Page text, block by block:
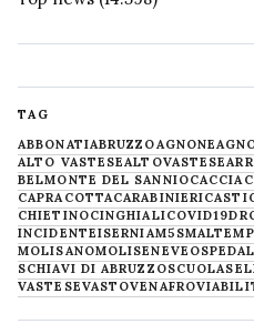
TAG
ABBONATIABRUZZOAGNONE
ALTO VASTESEALTOVASTESE
BELMONTE DEL SANNIOCACCIA
CAPRACOTTACARABINIERI
CHIETINOCINGHIALICOVID19
INCIDENTEISERNIAM5S
MOLISANOMOLISENEVE
SCHIAVI DI ABRUZZOSCUOLA
VASTESEVASTOVENAFRO